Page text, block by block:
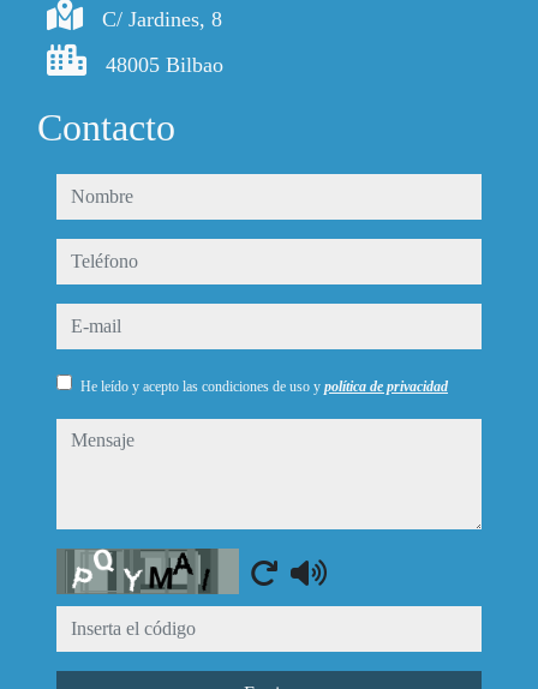
C/ Jardines, 8
48005 Bilbao
Contacto
nombre
teléfono
e-mail
He leído y acepto las condiciones de uso y política de privacidad
mensaje
Captcha